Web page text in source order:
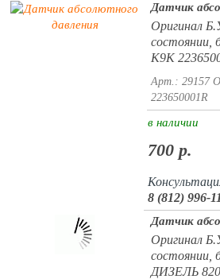
Датчик
Оригинал
состоянии,
K9K
Арт.: 29157
223650001R
в наличии
700 р.
8 (812) 996-
Датчик
Оригинал
состоянии,
ДИЗЕЛЬ